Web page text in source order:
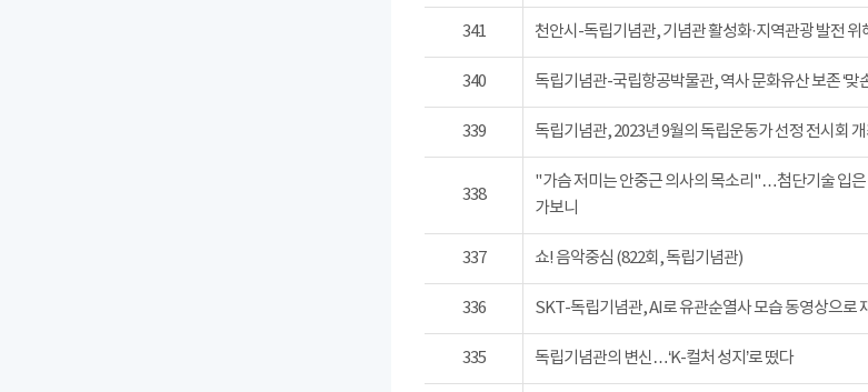
341 천안시-독립기념관, 기념관 활성화·지역관광 발전 위
340 독립기념관-국립항공박물관, 역사 문화유산 보존 ‘맞
339 독립기념관, 2023년 9월의 독립운동가 선정 전시회 개
338
"가슴 저미는 안중근 의사의 목소리"…첨단기술 입
가보니
337 쇼! 음악중심 (822회, 독립기념관)
336 SKT-독립기념관, AI로 유관순열사 모습 동영상으로
335 독립기념관의 변신…‘K-컬처 성지’로 떴다